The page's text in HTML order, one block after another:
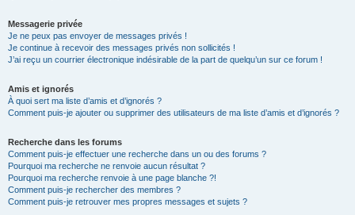
Messagerie privée
Je ne peux pas envoyer de messages privés !
Je continue à recevoir des messages privés non sollicités !
J’ai reçu un courrier électronique indésirable de la part de quelqu’un sur ce forum !
Amis et ignorés
À quoi sert ma liste d’amis et d’ignorés ?
Comment puis-je ajouter ou supprimer des utilisateurs de ma liste d’amis et d’ignorés ?
Recherche dans les forums
Comment puis-je effectuer une recherche dans un ou des forums ?
Pourquoi ma recherche ne renvoie aucun résultat ?
Pourquoi ma recherche renvoie à une page blanche ?!
Comment puis-je rechercher des membres ?
Comment puis-je retrouver mes propres messages et sujets ?